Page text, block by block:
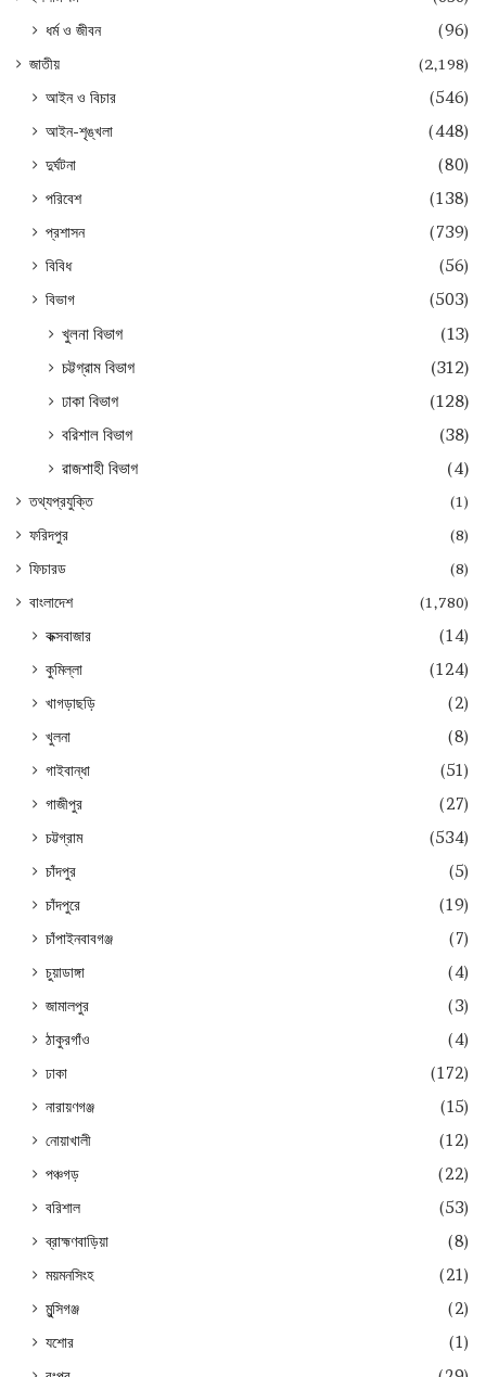
ধর্ম ও জীবন (96)
জাতীয় (2,198)
আইন ও বিচার
(546)
আইন-শৃঙ্খলা
(448)
দুর্ঘটনা
(80)
পরিবেশ
(138)
প্রশাসন
(739)
বিবিধ
(56)
বিভাগ
(503)
খুলনা বিভাগ
(13)
চট্টগ্রাম বিভাগ
(312)
ঢাকা বিভাগ
(128)
বরিশাল বিভাগ
(38)
রাজশাহী বিভাগ
(4)
তথ্যপ্রযুক্তি
(1)
ফরিদপুর
(8)
ফিচারড
(8)
বাংলাদেশ
(1,780)
কক্সবাজার
(14)
কুমিল্লা
(124)
খাগড়াছড়ি
(2)
খুলনা
(8)
গাইবান্ধা
(51)
গাজীপুর
(27)
চট্টগ্রাম
(534)
চাঁদপুর
(5)
চাঁদপুরে
(19)
চাঁপাইনবাবগঞ্জ
(7)
চুয়াডাঙ্গা
(4)
জামালপুর
(3)
ঠাকুরগাঁও
(4)
ঢাকা
(172)
নারায়ণগঞ্জ
(15)
নোয়াখালী
(12)
পঞ্চগড়
(22)
বরিশাল
(53)
ব্রাহ্মণবাড়িয়া
(8)
ময়মনসিংহ
(21)
মুন্সিগঞ্জ
(2)
যশোর
(1)